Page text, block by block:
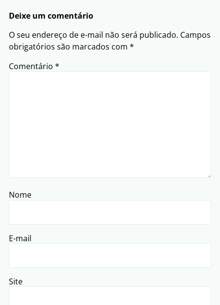
Deixe um comentário
O seu endereço de e-mail não será publicado. Campos
obrigatórios são marcados com *
Comentário *
Nome
E-mail
Site